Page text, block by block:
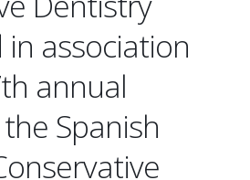
in association
annual
Spanish